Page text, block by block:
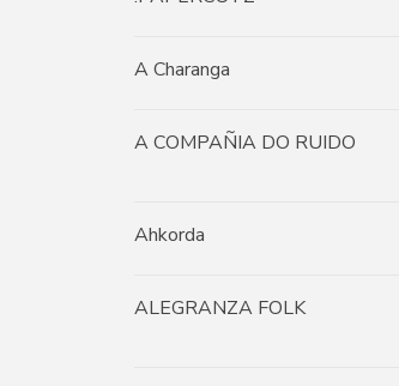
A Charanga
A COMPAÑIA DO RUIDO
Ahkorda
ALEGRANZA FOLK